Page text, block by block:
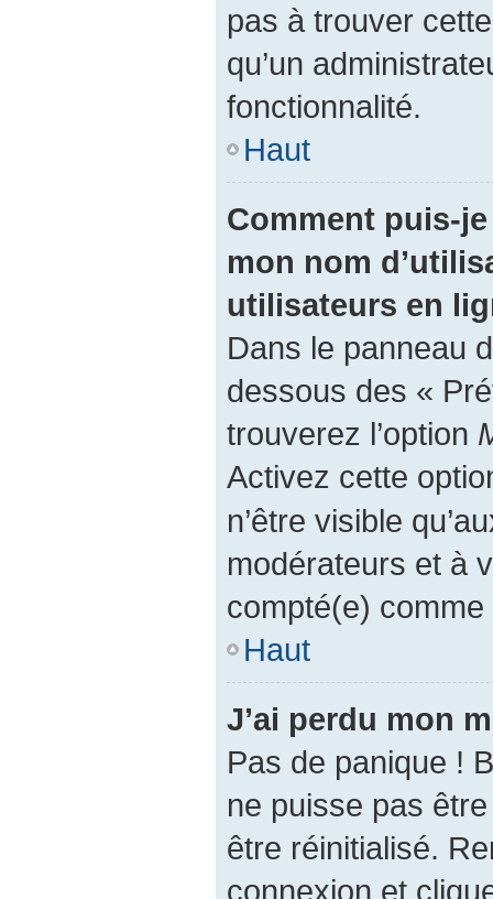
pas à trouver
qu’un
fonctionnalité.
Haut
Comment puis-
mon nom
utilisateurs en
Dans le panneau
dessous des «
trouverez l’option
Activez cette
n’être visible
modérateurs et à
compté(e)
Haut
J’ai perdu mon
Pas de panique !
ne puisse pas
être réinitialisé.
connexion et